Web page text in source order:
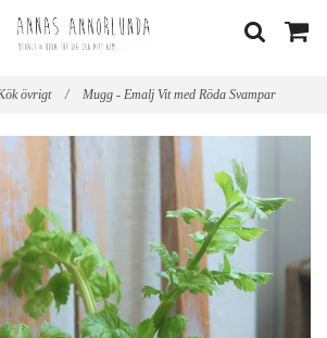
övrigt / Mugg - Emalj Vit med Röda Svampar